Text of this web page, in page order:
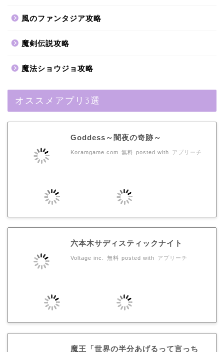
風のファンタジア攻略
魔剣伝説攻略
魔法ショウジョ攻略
オススメアプリ3選
Goddess～闇夜の奇跡～
Koramgame.com 無料 posted with アプリーチ
六本木サディスティックナイト
Voltage inc. 無料 posted with アプリーチ
魔王「世界の半分あげるって言っち